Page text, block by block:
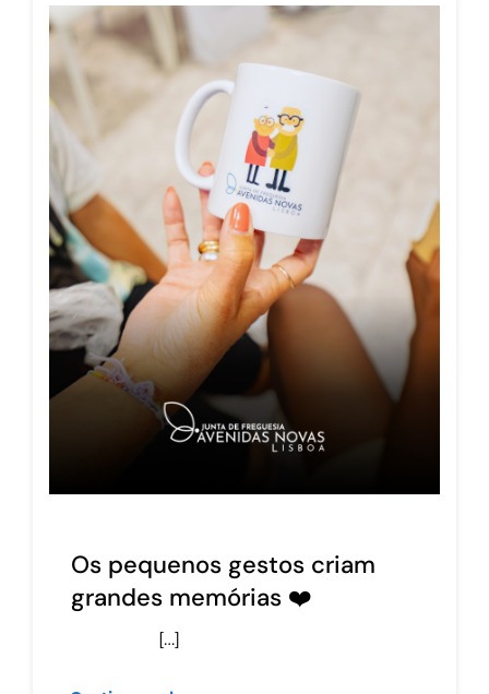
Os pequenos gestos criam
grandes memórias ❤️
[…]